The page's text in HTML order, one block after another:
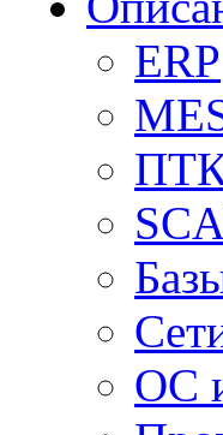
ERP
ОС